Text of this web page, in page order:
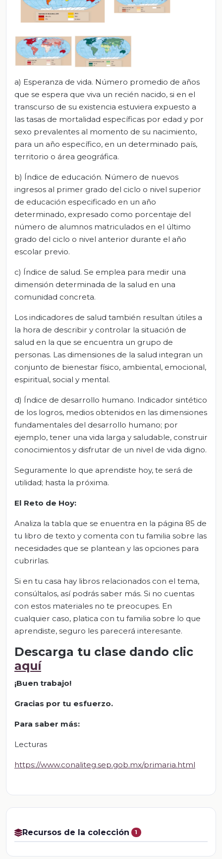
a) Esperanza de vida. Número promedio de años
que se espera que viva un recién nacido, si en el
transcurso de su existencia estuviera expuesto a
las tasas de mortalidad específicas por edad y por
sexo prevalentes al momento de su nacimiento,
para un año específico, en un determinado país,
territorio o área geográfica.
b) Índice de educación. Número de nuevos
ingresos al primer grado del ciclo o nivel superior
de educación especificado en un año
determinado, expresado como porcentaje del
número de alumnos matriculados en el último
grado del ciclo o nivel anterior durante el año
escolar previo.
c) Índice de salud. Se emplea para medir una
dimensión determinada de la salud en una
comunidad concreta.
Los indicadores de salud también resultan útiles a
la hora de describir y controlar la situación de
salud en la que se encuentra un grupo de
personas. Las dimensiones de la salud integran un
conjunto de bienestar físico, ambiental, emocional,
espiritual, social y mental.
d) Índice de desarrollo humano. Indicador sintético
de los logros, medios obtenidos en las dimensiones
fundamentales del desarrollo humano; por
ejemplo, tener una vida larga y saludable, construir
conocimientos y disfrutar de un nivel de vida digno.
Seguramente lo que aprendiste hoy, te será de
utilidad; hasta la próxima.
El Reto de Hoy:
Analiza la tabla que se enuentra en la página 85 de
tu libro de texto y comenta con tu familia sobre las
necesidades que se plantean y las opciones para
cubrirlas.
Si en tu casa hay libros relacionados con el tema,
consúltalos, así podrás saber más. Si no cuentas
con estos materiales no te preocupes. En
cualquier caso, platica con tu familia sobre lo que
aprendiste, seguro les parecerá interesante.
Descarga tu clase dando clic
aquí
¡Buen trabajo!
Gracias por tu esfuerzo.
Para saber más:
Lecturas
https://www.conaliteg.sep.gob.mx/primaria.html
Recursos de la colección 1